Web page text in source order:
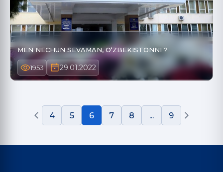
MEN NECHUN SEVAMAN, O‘ZBEKISTONNI ?
1953 29.01.2022
4 5 6 7 8 ... 9